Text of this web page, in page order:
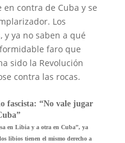
contra de Cuba y se
Los
y ya no saben a qué
faro que
sido la Revolución
contra las rocas.
fascista: “No vale jugar
en Libia y a otra en Cuba”, ya
libios tienen el mismo derecho a